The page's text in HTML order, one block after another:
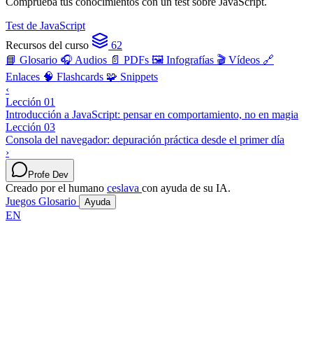
Test de JavaScript
Recursos del curso
62
📘 Glosario 🎧 Audios 📄 PDFs 🖼️ Infografías 🎬 Vídeos 🔗
Enlaces 🧠 Flashcards 🧩 Snippets
‹
Lección 01
Introducción a JavaScript: pensar en comportamiento, no en magia
Lección 03
Consola del navegador: depuración práctica desde el primer día
›
Profe Dev
Creado por el humano ceslava con ayuda de su IA.
Juegos Glosario Ayuda
EN